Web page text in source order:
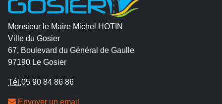
Monsieur le Maire Michel HOTIN
Ville du Gosier
67, Boulevard du Général de Gaulle
97190 Le Gosier
Tél.05 90 84 86 86
Envoyer un email